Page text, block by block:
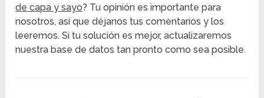
de capa y sayo? Tu opinión es importante para
nosotros, así que déjanos tus comentarios y los
leeremos. Si tu solución es mejor, actualizaremos
nuestra base de datos tan pronto como sea posible.